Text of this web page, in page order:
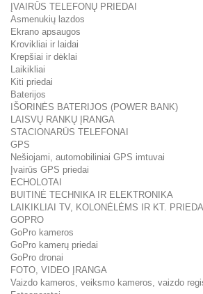
ĮVAIRŪS TELEFONŲ PRIEDAI
Asmenukių lazdos
Ekrano apsaugos
Krovikliai ir laidai
Krepšiai ir dėklai
Laikikliai
Kiti priedai
Baterijos
IŠORINĖS BATERIJOS (POWER BANK)
LAISVŲ RANKŲ ĮRANGA
STACIONARŪS TELEFONAI
GPS
Nešiojami, automobiliniai GPS imtuvai
Įvairūs GPS priedai
ECHOLOTAI
BUITINĖ TECHNIKA IR ELEKTRONIKA
LAIKIKLIAI TV, KOLONĖLĖMS IR KT. PRIEDAI
GOPRO
GoPro kameros
GoPro kamerų priedai
GoPro dronai
FOTO, VIDEO ĮRANGA
Vaizdo kameros, veiksmo kameros, vaizdo